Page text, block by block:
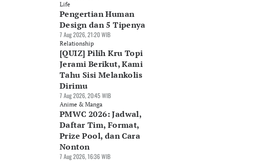
Life
Pengertian Human
Design dan 5 Tipenya
7 Aug 2026, 21:20 WIB
Relationship
[QUIZ] Pilih Kru Topi
Jerami Berikut, Kami
Tahu Sisi Melankolis
Dirimu
7 Aug 2026, 20:45 WIB
Anime & Manga
PMWC 2026: Jadwal,
Daftar Tim, Format,
Prize Pool, dan Cara
Nonton
7 Aug 2026, 16:36 WIB